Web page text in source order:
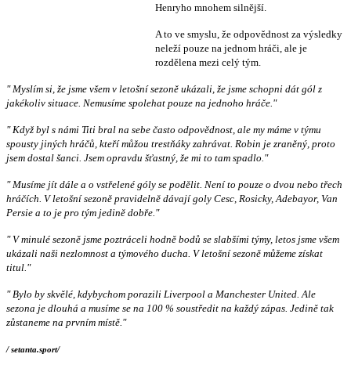
Henryho mnohem silnější.
A to ve smyslu, že odpovědnost za výsledky
neleží pouze na jednom hráči, ale je
rozdělena mezi celý tým.
" Myslím si, že jsme všem v letošní sezoně ukázali, že jsme schopni dát gól z
jakékoliv situace. Nemusíme spolehat pouze na jednoho hráče."
" Když byl s námi Titi bral na sebe často odpovědnost, ale my máme v týmu
spousty jiných hráčů, kteří můžou trestňáky zahrávat. Robin je zraněný, proto
jsem dostal šanci. Jsem opravdu šťastný, že mi to tam spadlo."
" Musíme jít dále a o vstřelené góly se podělit. Není to pouze o dvou nebo třech
hráčích. V letošní sezoně pravidelně dávají goly Cesc, Rosicky, Adebayor, Van
Persie a to je pro tým jedině dobře."
" V minulé sezoně jsme poztráceli hodně bodů se slabšími týmy, letos jsme všem
ukázali naši nezlomnost a týmového ducha. V letošní sezoně můžeme získat
titul."
" Bylo by skvělé, kdybychom porazili Liverpool a Manchester United. Ale
sezona je dlouhá a musíme se na 100 % soustředit na každý zápas. Jedině tak
zůstaneme na prvním místě."
/ setanta.sport/